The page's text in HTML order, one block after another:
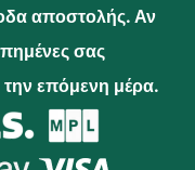
αποστολής. Αν
σας
την επόμενη μέρα.